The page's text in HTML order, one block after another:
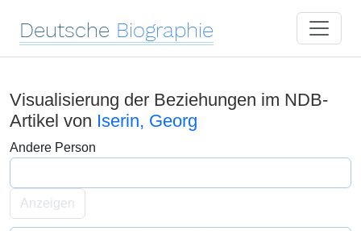
Deutsche Biographie
Visualisierung der Beziehungen im NDB-
Artikel von Iserin, Georg
Andere Person
Anzeigen